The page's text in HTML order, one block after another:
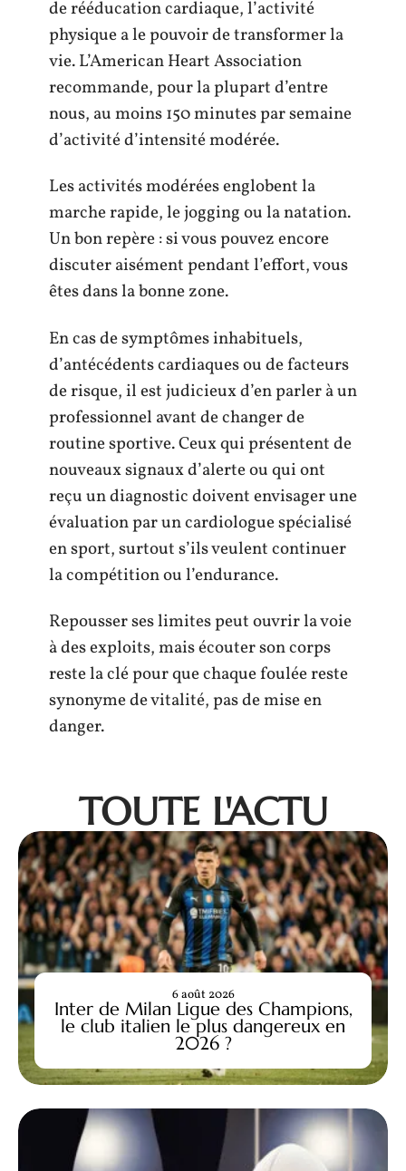
de rééducation cardiaque, l’activité
physique a le pouvoir de transformer la
vie. L’American Heart Association
recommande, pour la plupart d’entre
nous, au moins 150 minutes par semaine
d’activité d’intensité modérée.
Les activités modérées englobent la
marche rapide, le jogging ou la natation.
Un bon repère : si vous pouvez encore
discuter aisément pendant l’effort, vous
êtes dans la bonne zone.
En cas de symptômes inhabituels,
d’antécédents cardiaques ou de facteurs
de risque, il est judicieux d’en parler à un
professionnel avant de changer de
routine sportive. Ceux qui présentent de
nouveaux signaux d’alerte ou qui ont
reçu un diagnostic doivent envisager une
évaluation par un cardiologue spécialisé
en sport, surtout s’ils veulent continuer
la compétition ou l’endurance.
Repousser ses limites peut ouvrir la voie
à des exploits, mais écouter son corps
reste la clé pour que chaque foulée reste
synonyme de vitalité, pas de mise en
danger.
TOUTE L'ACTU
Inter de Milan Ligue des Champions,
le club italien le plus dangereux en
2026 ?
6 août 2026